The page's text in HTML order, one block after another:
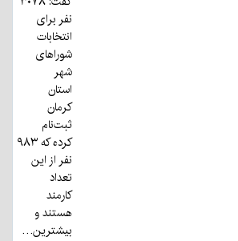
نفر برای
انتخابات
شوراهای
شهر
استان
کرمان
ثبت‌نام
کرده که ۹۸۳
نفر از این
تعداد
کارمند
هستند و
بیشترین…